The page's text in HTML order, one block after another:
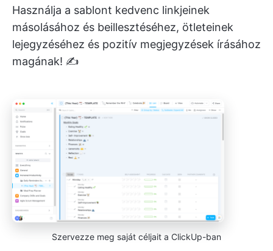
Használja a sablont kedvenc linkjeinek
másolásához és beillesztéséhez, ötleteinek
lejegyzéséhez és pozitív megjegyzések írásához
magának! ✍️
Szervezze meg saját céljait a ClickUp-ban